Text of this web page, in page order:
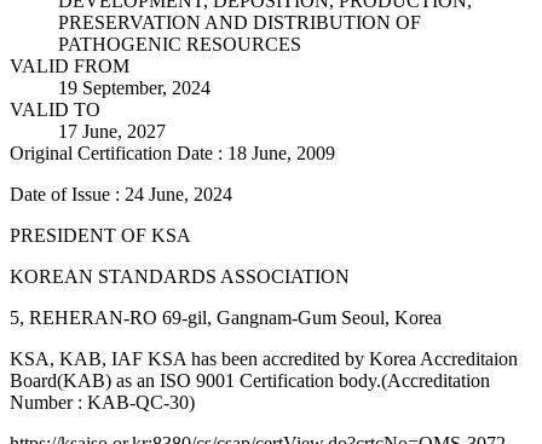
PRESERVATION AND DISTRIBUTION OF
PATHOGENIC RESOURCES
VALID FROM
19 September, 2024
VALID TO
17 June, 2027
Original Certification Date : 18 June, 2009
Date of Issue : 24 June, 2024
PRESIDENT OF KSA
KOREAN STANDARDS ASSOCIATION
5, REHERAN-RO 69-gil, Gangnam-Gum Seoul, Korea
KSA, KAB, IAF KSA has been accredited by Korea Accreditaion
Board(KAB) as an ISO 9001 Certification body.(Accreditation
Number : KAB-QC-30)